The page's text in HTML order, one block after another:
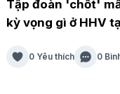
Tập đoàn 'chốt'
kỳ vọng gì ở HHV
0 Yêu thích 0